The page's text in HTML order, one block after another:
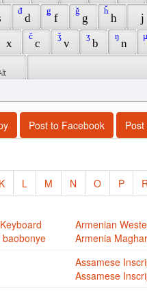
d
đ
f
ǥ
g
ǧ
h
ȟ
j
x c
č
v
ǯ
b
ʒ
n
ŋ µ
Post to Facebook
K L M N O P
Armenian
Armenia
Assamese
Assamese